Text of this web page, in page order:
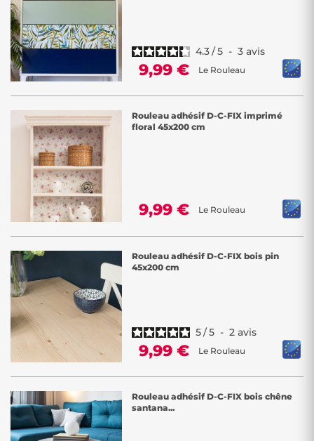
4.3/5 - 3 avis
9,99 € Le Rouleau
Rouleau adhésif D-C-FIX imprimé
floral 45x200 cm
9,99 € Le Rouleau
Rouleau adhésif D-C-FIX bois pin
45x200 cm
5/5 - 2 avis
9,99 € Le Rouleau
Rouleau adhésif D-C-FIX bois chêne
santana...